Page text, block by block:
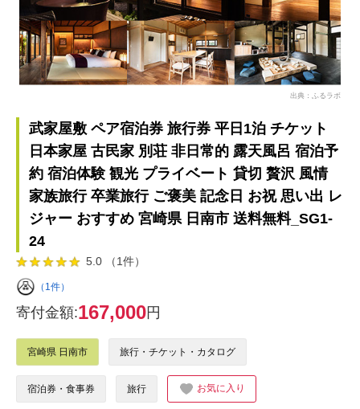
出典：ふるラボ
武家屋敷 ペア宿泊券 旅行券 平日1泊 チケット
日本家屋 古民家 別荘 非日常的 露天風呂 宿泊予
約 宿泊体験 観光 プライベート 貸切 贅沢 風情
家族旅行 卒業旅行 ご褒美 記念日 お祝 思い出 レ
ジャー おすすめ 宮崎県 日南市 送料無料_SG1-
24
5.0 （1件）
（1件）
寄付金額:167,000円
宮崎県 日南市 旅行・チケット・カタログ
宿泊券・食事券 旅行 お気に入り